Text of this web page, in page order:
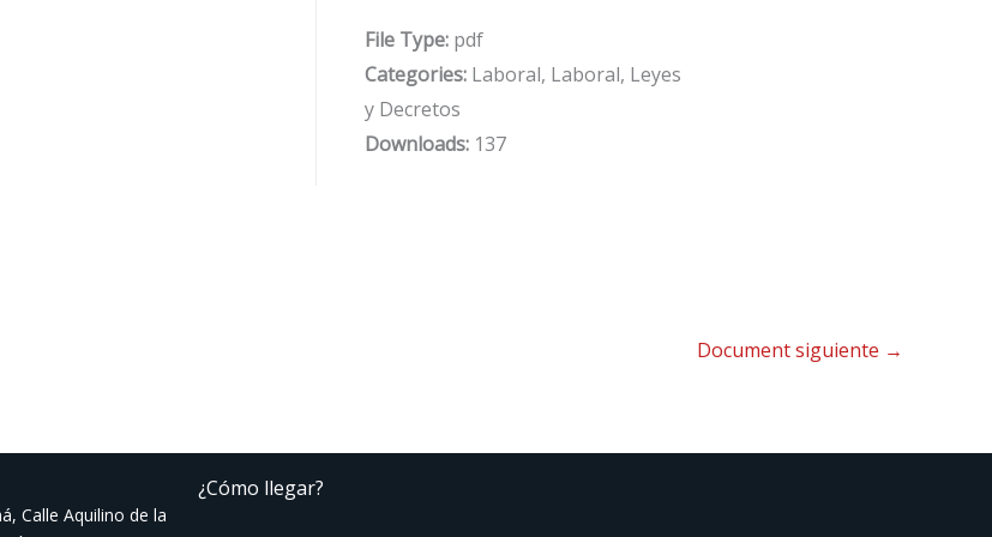
File Type: pdf
Categories: Laboral, Laboral, Leyes
y Decretos
Downloads: 137
Document siguiente →
Calle Aquilino de la
¿Cómo llegar?